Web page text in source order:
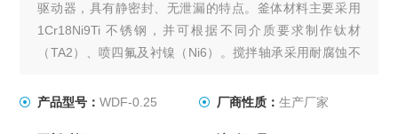
驱动器，具有静密封、无泄漏的特点。釜体材料主要采用
1Cr18Ni9Ti 不锈钢，并可根据不同介质要求制作钛材
（TA2）、喷四氟及衬镍（Ni6）。搅拌轴承采用耐腐蚀不
上出料和下出料两种，供用户订货时选用。
产品型号：WDF-0.25 厂商性质： 生产厂家